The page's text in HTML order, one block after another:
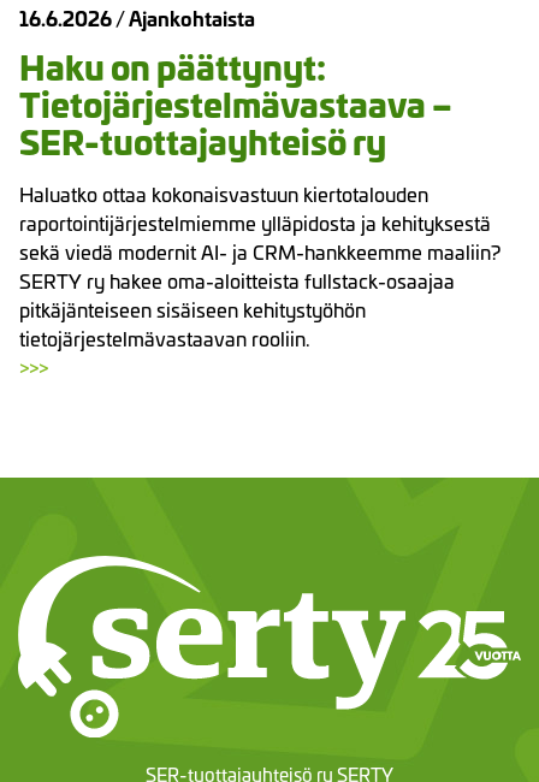
16.6.2026/Ajankohtaista
Haku on päättynyt:
Tietojärjestelmävastaava –
SER-tuottajayhteisö ry
Haluatko ottaa kokonaisvastuun kiertotalouden
raportointijärjestelmiemme ylläpidosta ja kehityksestä
sekä viedä modernit AI- ja CRM-hankkeemme maaliin?
SERTY ry hakee oma-aloitteista fullstack-osaajaa
pitkäjänteiseen sisäiseen kehitystyöhön
tietojärjestelmävastaavan rooliin.
>>>
SER-tuottajayhteisö ry SERTY